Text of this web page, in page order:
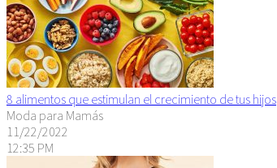
8 alimentos que estimulan el crecimiento de tus hijos
Moda para Mamás
11/22/2022
12:35 PM